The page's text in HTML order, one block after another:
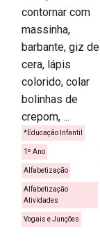
contornar com
massinha,
barbante, giz de
cera, lápis
colorido, colar
bolinhas de
crepom, ...
*Educação Infantil
1º Ano
Alfabetização
Alfabetização
Atividades
Vogais e Junções